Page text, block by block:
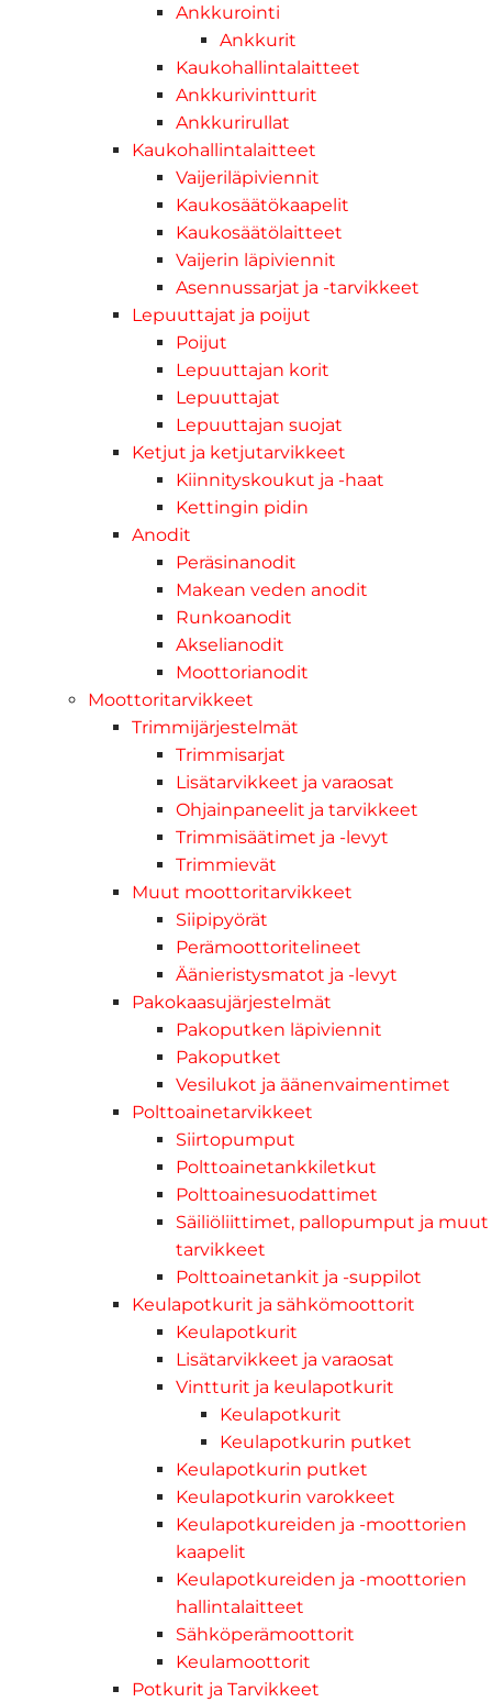
Ankkurointi
Ankkurit
Kaukohallintalaitteet
Ankkurivintturit
Ankkurirullat
Kaukohallintalaitteet
Vaijeriläpiviennit
Kaukosäätökaapelit
Kaukosäätölaitteet
Vaijerin läpiviennit
Asennussarjat ja -tarvikkeet
Lepuuttajat ja poijut
Poijut
Lepuuttajan korit
Lepuuttajat
Lepuuttajan suojat
Ketjut ja ketjutarvikkeet
Kiinnityskoukut ja -haat
Kettingin pidin
Anodit
Peräsinanodit
Makean veden anodit
Runkoanodit
Akselianodit
Moottorianodit
Moottoritarvikkeet
Trimmijärjestelmät
Trimmisarjat
Lisätarvikkeet ja varaosat
Ohjainpaneelit ja tarvikkeet
Trimmisäätimet ja -levyt
Trimmievät
Muut moottoritarvikkeet
Siipipyörät
Perämoottoritelineet
Äänieristysmatot ja -levyt
Pakokaasujärjestelmät
Pakoputken läpiviennit
Pakoputket
Vesilukot ja äänenvaimentimet
Polttoainetarvikkeet
Siirtopumput
Polttoainetankkiletkut
Polttoainesuodattimet
Säiliöliittimet, pallopumput ja muut
tarvikkeet
Polttoainetankit ja -suppilot
Keulapotkurit ja sähkömoottorit
Keulapotkurit
Lisätarvikkeet ja varaosat
Vintturit ja keulapotkurit
Keulapotkurit
Keulapotkurin putket
Keulapotkurin putket
Keulapotkurin varokkeet
Keulapotkureiden ja -moottorien
kaapelit
Keulapotkureiden ja -moottorien
hallintalaitteet
Sähköperämoottorit
Keulamoottorit
Potkurit ja Tarvikkeet